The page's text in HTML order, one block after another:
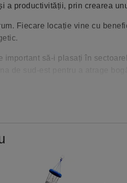
a productivității, prin crearea
Fiecare locație vine cu
important să-i plasați în
un pas simplu și eficient